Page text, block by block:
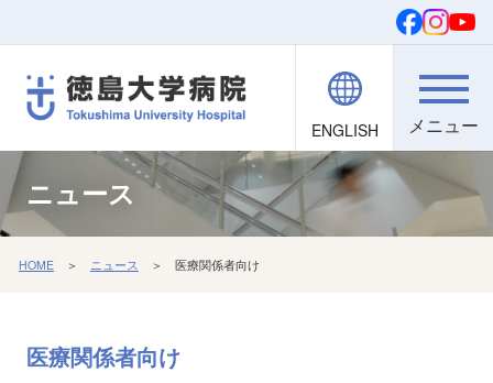
ご寄付
ENGLISH 検索
院内職員向け
文字・背景
ニュース
HOME ＞ ニュース ＞ 医療関係者向け
医療関係者向け